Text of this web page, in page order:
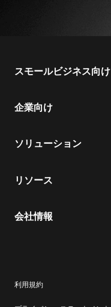
スモールビジネス向け
会議
メッセージ
企業向け
会議
メッセージ
Contact Center
ソリューション
金融サービス
リソース
連携
会社情報
利用規約